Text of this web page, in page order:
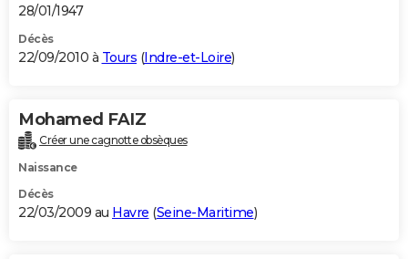
28/01/1947
Décès
22/09/2010 à Tours (Indre-et-Loire)
Mohamed FAIZ
Créer une cagnotte obsèques
Naissance
Décès
22/03/2009 au Havre (Seine-Maritime)